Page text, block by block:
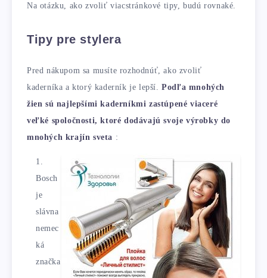
Na otázku, ako zvoliť viacstránkové tipy, budú rovnaké.
Tipy pre stylera
Pred nákupom sa musíte rozhodnúť, ako zvoliť
kaderníka a ktorý kaderník je lepší.Podľa mnohých
žien sú najlepšími kaderníkmi zastúpené viaceré
veľké spoločnosti, ktoré dodávajú svoje výrobky do
mnohých krajín sveta :
Bosch
je
slávna
nemec
ká
značka